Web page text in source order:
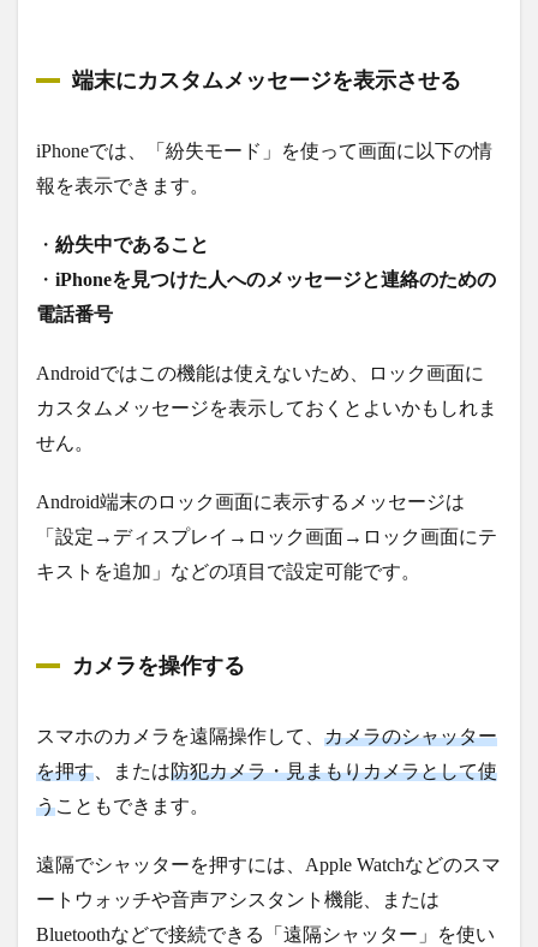
端末にカスタムメッセージを表示させる
iPhoneでは、「紛失モード」を使って画面に以下の情
報を表示できます。
・ 紛失中であること
・ iPhoneを見つけた人へのメッセージと連絡のための
電話番号
Androidではこの機能は使えないため、ロック画面に
カスタムメッセージを表示しておくとよいかもしれま
せん。
Android端末のロック画面に表示するメッセージは
「設定→ディスプレイ→ロック画面→ロック画面にテ
キストを追加」などの項目で設定可能です。
カメラを操作する
スマホのカメラを遠隔操作して、 カメラのシャッター
を押す 、または防犯カメラ・見まもりカメラとして使
うこともできます。
遠隔でシャッターを押すには、Apple Watchなどのスマ
ートウォッチや音声アシスタント機能、または
Bluetoothなどで接続できる「遠隔シャッター」を使い